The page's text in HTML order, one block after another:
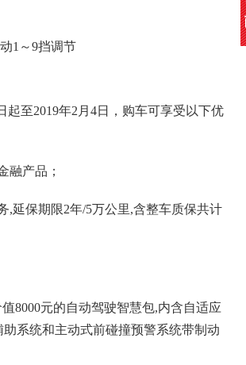
1～9挡调节
至2019年2月4日，购车可享受以下优
融产品；
,延保期限2年/5万公里,含整车质保共计
8000元的自动驾驶智慧包,内含自适应
助系统和主动式前碰撞预警系统带制动